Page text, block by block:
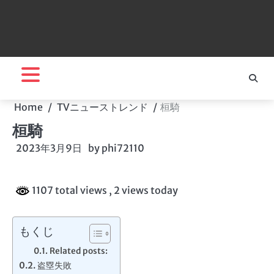
Home TVニューストレンド 桓騎
桓騎
2023年3月9日 by phi72110
1107 total views , 2 views today
もくじ
Related posts:
盗塁失敗